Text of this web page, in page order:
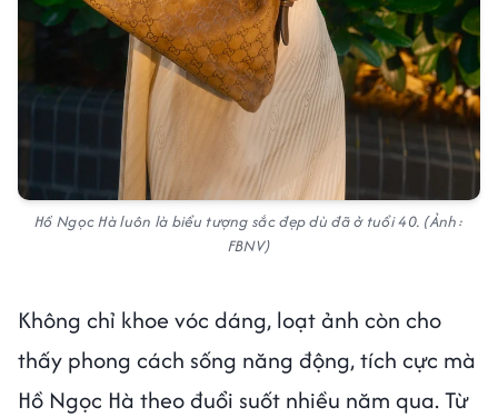
Hồ Ngọc Hà luôn là biểu tượng sắc đẹp dù đã ở tuổi 40. (Ảnh:
FBNV)
Không chỉ khoe vóc dáng, loạt ảnh còn cho
thấy phong cách sống năng động, tích cực mà
Hồ Ngọc Hà theo đuổi suốt nhiều năm qua. Từ